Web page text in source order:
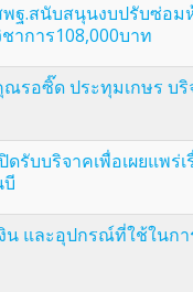
พฐ.สนับสนุนงบปรับซ่อม
าการ108,000บาท
ณรอซิ๊ด ประทุมเกษร บริ
ดรับบริจาคเพื่อเผยแพร่
น และอุปกรณ์ที่ใช้ในก